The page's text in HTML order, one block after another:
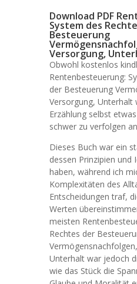
Download PDF
System des
Besteuerung
Versorgung,
Obwohl kostenlos
Rentenbesteuerung:
der Besteuerung
Versorgung, Unterhalt
Erzählung selbst
schwer zu verfolgen
Dieses Buch war ein
dessen Prinzipien und
haben, während ich
Komplexitäten des
Entscheidungen traf,
Werten
meisten
Rechtes der
Unterhalt war jedoch
wie das Stück die